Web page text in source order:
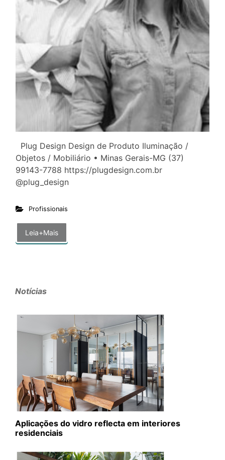
Plug Design Design de Produto Iluminação /
Objetos / Mobiliário • Minas Gerais-MG (37)
99143-7788 https://plugdesign.com.br
@plug_design
Profissionais
Leia+Mais
Notícias
Aplicações do vidro reflecta em interiores
residenciais